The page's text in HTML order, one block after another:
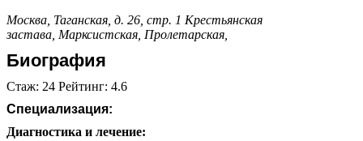
Москва, Таганская, д. 26, стр. 1 Крестьянская
застава, Марксистская, Пролетарская,
Биография
Стаж: 24 Рейтинг: 4.6
Специализация:
Диагностика и лечение: